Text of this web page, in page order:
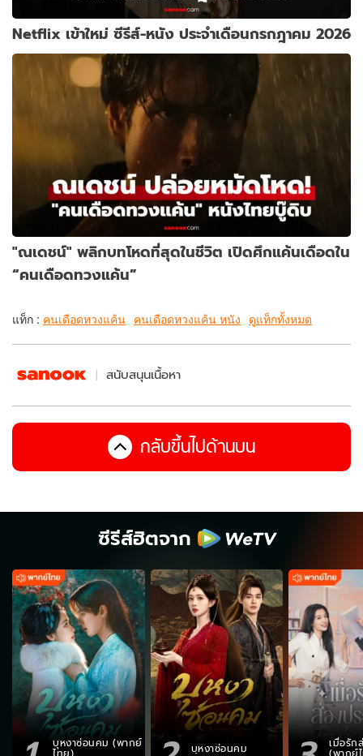
Netflix เข้าใหม่ ซีรีส์-หนัง ประจำเดือนกรกฎาคม 2026
"ณเดชน์" พลิกบทโหดที่สุดในชีวิต เปิดศึกแค้นเดือดใน
“คนเดือดทวงแค้น”
แท็ก : คนเดือดทวงแค้น คนเดือดทวงแค้น หนัง ดูแท็กทั้งหมด
สนับสนุนเนื้อหา
กลับขึ้นไปด้านบน
ซีรีส์ฮิตจาก
บุหงาซ่อนคม (พากย์ บุหงาซ่อนคม เมื่อรัก